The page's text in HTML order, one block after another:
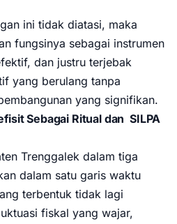
ini tidak diatasi, maka
fungsinya sebagai instrumen
dan justru terjebak
yang berulang tanpa
yang signifikan.
Sebagai Ritual dan SILPA
Trenggalek dalam tiga
dalam satu garis waktu
terbentuk tidak lagi
fiskal yang wajar,